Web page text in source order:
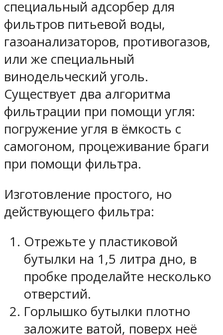
специальный адсорбер для
фильтров питьевой воды,
газоанализаторов, противогазов,
или же специальный
винодельческий уголь.
Существует два алгоритма
фильтрации при помощи угля:
погружение угля в ёмкость с
самогоном, процеживание браги
при помощи фильтра.
Изготовление простого, но
действующего фильтра:
Отрежьте у пластиковой
бутылки на 1,5 литра дно, в
пробке проделайте несколько
отверстий.
Горлышко бутылки плотно
заложите ватой, поверх неё